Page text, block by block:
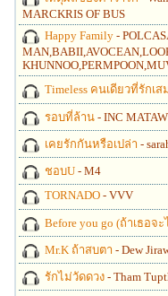
MARCKRIS OF BUS
Happy Family -
Timeless คนเดียวที่รักเส
รอบที่ล้าน - INC
เคยรักกันหรือเปล่า -
ชอบU - M4
TORNADO - VVV
Before you go (ถ้าเธอจะ
Mr.K ถ้าสบตา - Dew
รักไม่วัดดวง - Tham